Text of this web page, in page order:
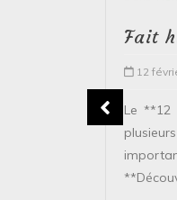
Fait
12
Le **12